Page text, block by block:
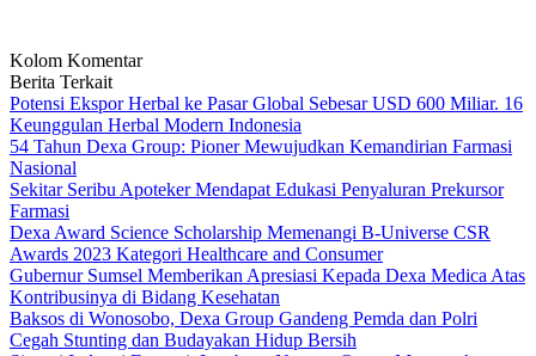
Kolom Komentar
Berita Terkait
Potensi Ekspor Herbal ke Pasar Global Sebesar USD 600 Miliar. 16
Keunggulan Herbal Modern Indonesia
54 Tahun Dexa Group: Pioner Mewujudkan Kemandirian Farmasi
Nasional
Sekitar Seribu Apoteker Mendapat Edukasi Penyaluran Prekursor
Farmasi
Dexa Award Science Scholarship Memenangi B-Universe CSR
Awards 2023 Kategori Healthcare and Consumer
Gubernur Sumsel Memberikan Apresiasi Kepada Dexa Medica Atas
Kontribusinya di Bidang Kesehatan
Baksos di Wonosobo, Dexa Group Gandeng Pemda dan Polri
Cegah Stunting dan Budayakan Hidup Bersih